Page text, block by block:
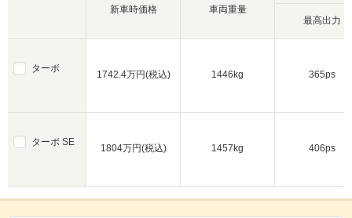
ターボ
ターボ SE
新車時価格
車両重量
最高出力
1742.4万円(税込) 1446kg 365ps
1804万円(税込) 1457kg 406ps